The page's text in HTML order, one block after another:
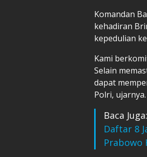
Komandan
kehadiran
kepedulian
Kami
Selain
dapat
Polri, ujarnya.
Baca Juga:
Daftar 8
Prabowo